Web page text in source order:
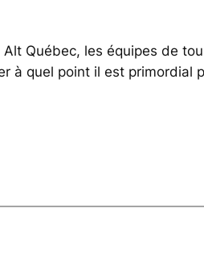
Alt Québec, les équipes de
à quel point il est